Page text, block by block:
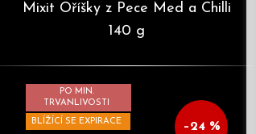
Mixit Oříšky z Pece Med a Chilli
140 g
PO MIN.
TRVANLIVOSTI
BLÍŽÍCÍ SE EXPIRACE –24 %